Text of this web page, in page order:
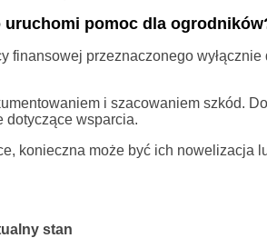
uruchomi pomoc dla
finansowej przeznaczonego
i szacowaniem szkód.
dotyczące wsparcia.
konieczna może być ich nowelizacja
stan